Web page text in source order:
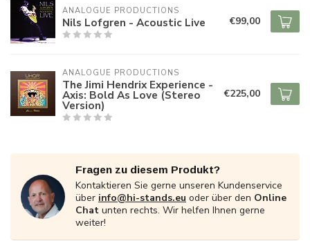
ANALOGUE PRODUCTIONS
Nils Lofgren - Acoustic Live €99,00
ANALOGUE PRODUCTIONS
The Jimi Hendrix Experience -
Axis: Bold As Love (Stereo
Version)
€225,00
Fragen zu diesem Produkt?
Kontaktieren Sie gerne unseren Kundenservice
über info@hi-stands.eu oder über den Online
Chat unten rechts. Wir helfen Ihnen gerne
weiter!